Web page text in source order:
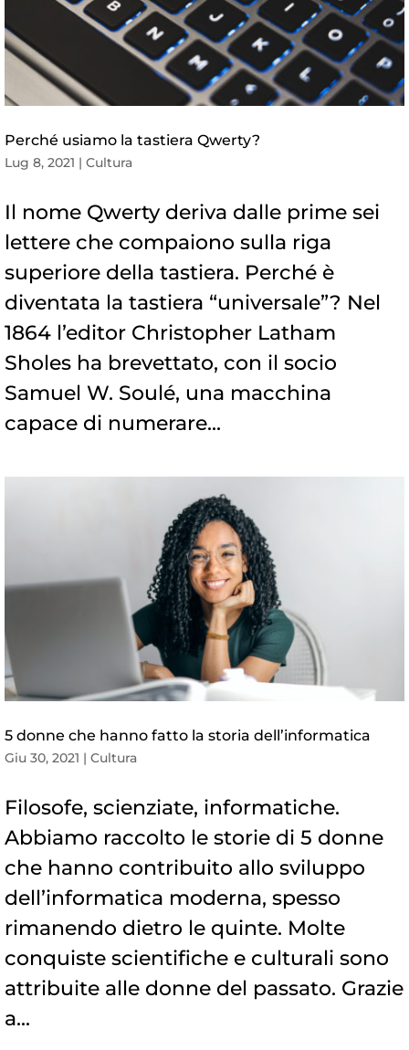
Perché usiamo la tastiera Qwerty?
Lug 8, 2021 | Cultura
Il nome Qwerty deriva dalle prime sei
lettere che compaiono sulla riga
superiore della tastiera. Perché è
diventata la tastiera “universale”? Nel
1864 l’editor Christopher Latham
Sholes ha brevettato, con il socio
Samuel W. Soulé, una macchina
capace di numerare...
5 donne che hanno fatto la storia dell’informatica
Giu 30, 2021 | Cultura
Filosofe, scienziate, informatiche.
Abbiamo raccolto le storie di 5 donne
che hanno contribuito allo sviluppo
dell’informatica moderna, spesso
rimanendo dietro le quinte. Molte
conquiste scientifiche e culturali sono
attribuite alle donne del passato. Grazie
a...